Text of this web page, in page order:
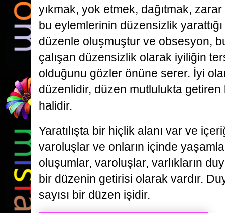
yıkmak, yok etmek, dağıtmak,
bu eylemlerinin düzensizlik yarattığı
düzenle oluşmuştur ve obsesyon,
çalışan düzensizlik olarak iyiliğin
olduğunu gözler önüne serer. İyi
düzenlidir, düzen mutlulukta getiren
halidir.
Yaratılışta bir hiçlik alanı var ve
varoluşlar ve onların içinde
oluşumlar, varoluşlar, varlıkların
bir düzenin getirisi olarak vardır.
sayısı bir düzen işidir.